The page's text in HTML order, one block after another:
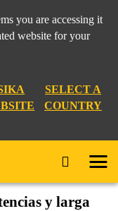
you are accessing it
website for your
SELECT A
COUNTRY
y larga